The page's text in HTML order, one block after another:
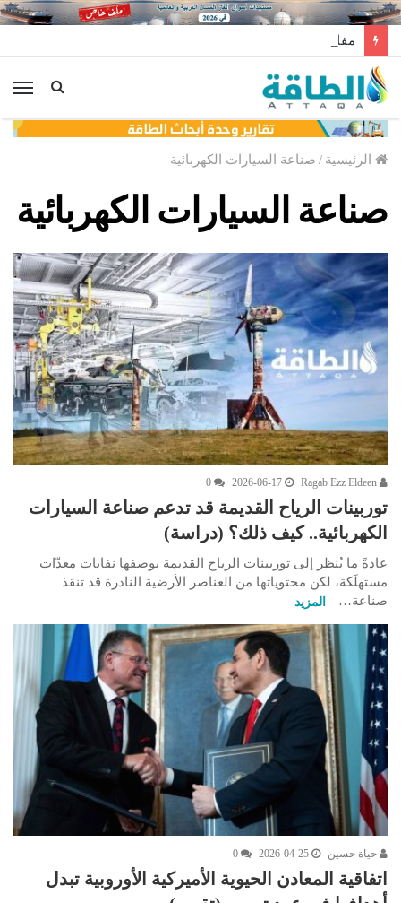
مفاوضات لتخزين النفط العراقي في الخارج
الرئيسية / صناعة السيارات الكهربائية
صناعة السيارات الكهربائية
2026-06-17
0
توربينات الرياح القديمة قد تدعم صناعة السيارات
الكهربائية.. كيف ذلك؟ (دراسة)
عادةً ما يُنظر إلى توربينات الرياح القديمة بوصفها نفايات معدّات
مستهلَكة، لكن محتوياتها من العناصر الأرضية النادرة قد تنقذ
صناعة…
المزيد
حياة حسين 2026-04-25
0
اتفاقية المعادن الحيوية الأميركية الأوروبية تبدل